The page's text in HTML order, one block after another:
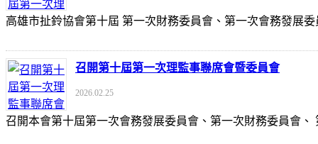
高雄市扯鈴協會第十屆 第一次財務委員會、第一次會務發展
召開第十屆第一次理監事聯席會暨委員會
2026.02.25
召開本會第十屆第一次會務發展委員會、第一次財務委員會